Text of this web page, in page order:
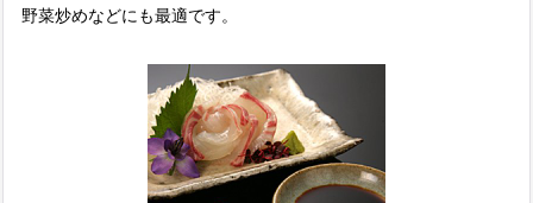
野菜炒めなどにも最適です。